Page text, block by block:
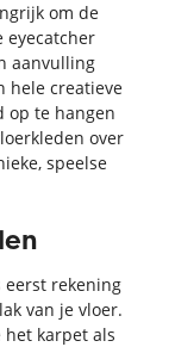
om de
eyecatcher
aanvulling
hele creatieve
op te hangen
over
speelse
eerst rekening
van je vloer.
het karpet als